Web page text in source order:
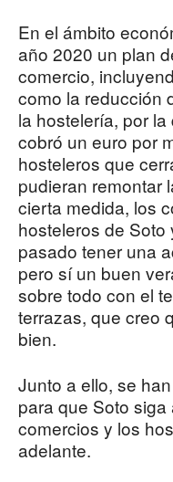
En el ámbito
año 2020 un plan
comercio,
como la reducción
la hostelería, por
cobró un euro por
hosteleros que
pudieran remontar
cierta medida, los
hosteleros de
pasado tener una
pero sí un buen
sobre todo con el
terrazas, que creo
bien.
Junto a ello, se
para que Soto
comercios y los
adelante.